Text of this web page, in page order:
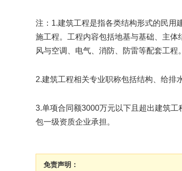
注：1.建筑工程是指各类结构形式的民用
施工程。工程内容包括地基与基础、主
风与空调、电气、消防、防雷等配套工程。
2.建筑工程相关专业职称包括结构、给排
3.单项合同额3000万元以下且超出建筑
包一级资质企业承担。
免责声明：